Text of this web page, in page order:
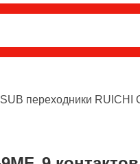
переходники RUICHI